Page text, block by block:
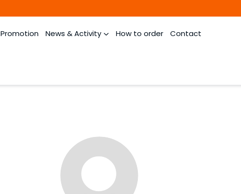
Promotion News & Activity How to order Contact